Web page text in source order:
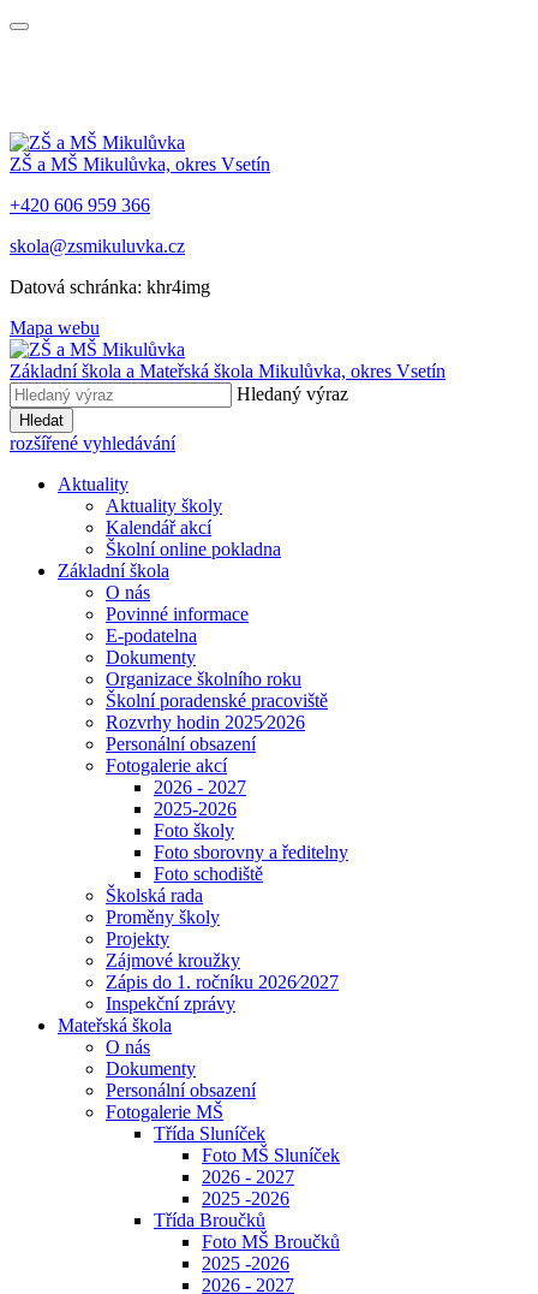
ZŠ a MŠ Mikulůvka, okres Vsetín
+420 606 959 366
skola@zsmikuluvka.cz
Datová schránka: khr4img
Mapa webu
Základní škola a Mateřská škola Mikulůvka, okres Vsetín
Hledaný výraz
Hledat
rozšířené vyhledávání
Aktuality
Aktuality školy
Kalendář akcí
Školní online pokladna
Základní škola
O nás
Povinné informace
E-podatelna
Dokumenty
Organizace školního roku
Školní poradenské pracoviště
Rozvrhy hodin 2025⁄2026
Personální obsazení
Fotogalerie akcí
2026 - 2027
2025-2026
Foto školy
Foto sborovny a ředitelny
Foto schodiště
Školská rada
Proměny školy
Projekty
Zájmové kroužky
Zápis do 1. ročníku 2026⁄2027
Inspekční zprávy
Mateřská škola
O nás
Dokumenty
Personální obsazení
Fotogalerie MŠ
Třída Sluníček
Foto MŠ Sluníček
2026 - 2027
2025 -2026
Třída Broučků
Foto MŠ Broučků
2025 -2026
2026 - 2027